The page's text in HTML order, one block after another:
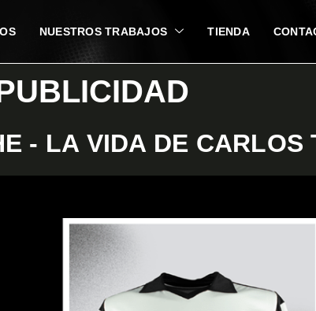
NUESTROS TRABAJOS TIENDA
- LA VIDA DE CARLOS